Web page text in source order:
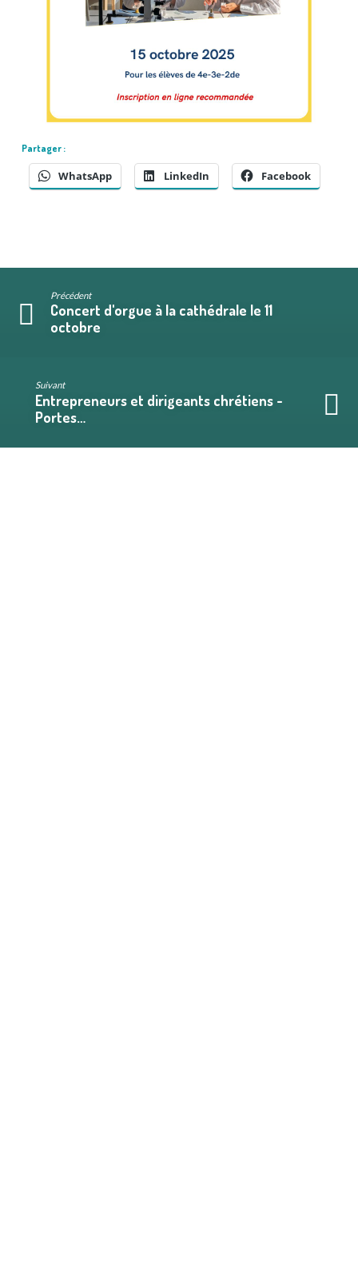
Partager :
WhatsApp LinkedIn Facebook
Précédent
Concert d'orgue à la cathédrale le 11
octobre
Suivant
Entrepreneurs et dirigeants chrétiens -
Portes…